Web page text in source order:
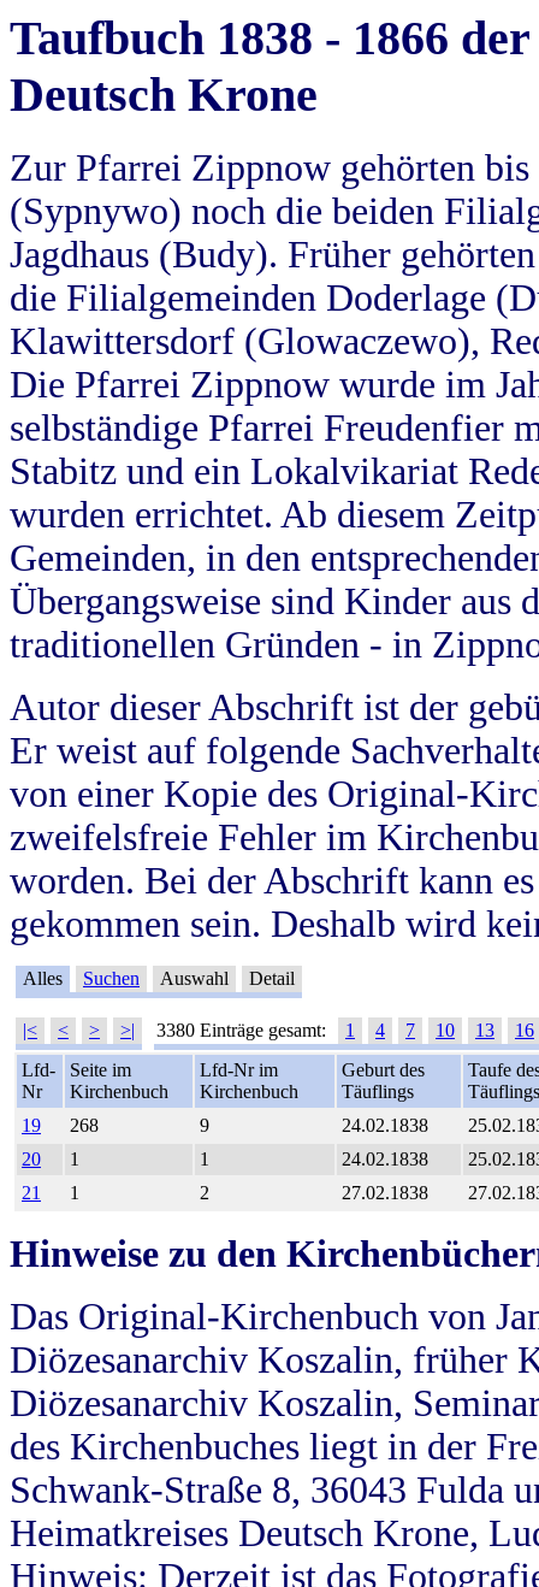
Taufbuch 1838 - 1866
Deutsch Krone
Zur Pfarrei Zippnow gehörten
(Sypnywo) noch die beiden
Jagdhaus (Budy). Früher
die Filialgemeinden Doderlage
Klawittersdorf (Glowaczewo),
Die Pfarrei Zippnow wurde im
selbständige Pfarrei Freudenfier
Stabitz und ein Lokalvikariat
wurden errichtet. Ab diesem
Gemeinden, in den
Übergangsweise sind Kinder aus
traditionellen Gründen - in
Autor dieser Abschrift ist der
Er weist auf folgende
von einer Kopie des Original-
zweifelsfreie Fehler im
worden. Bei der Abschrift kann
gekommen sein. Deshalb wird
Alles Suchen Auswahl Detail
|< < > >| 3380 Einträge gesamt: 1 4 7 10 13
16
Lfd-
Nr
Seite im
Kirchenbuch
Lfd-Nr im
Kirchenbuch
Geburt des
Täuflings
Taufe
Täuflings
19
268 9 24.02.1838
20
1 1 24.02.1838
21
1 2 27.02.1838
Hinweise zu den
Das Original-Kirchenbuch von
Diözesanarchiv Koszalin, früher
Diözesanarchiv Koszalin,
des Kirchenbuches liegt in der
Schwank-Straße 8, 36043 Fulda
Heimatkreises Deutsch Krone,
Hinweis: Derzeit ist das